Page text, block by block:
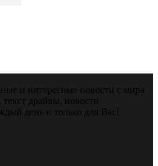
и интересные новости с мира
драйвы, новости
день и только для Вас!